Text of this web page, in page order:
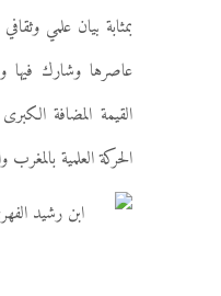
بمثابة بيان علمي
عاصرها وشارك فيها
القيمة المضافة
الحركة العلمية بالمغرب